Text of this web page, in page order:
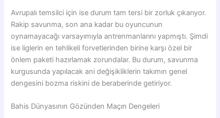
Avrupalı temsilci için ise durum tam tersi bir zorluk çıkarıyor.
Rakip savunma, son ana kadar bu oyuncunun
oynamayacağı varsayımıyla antrenmanlarını yapmıştı. Şimdi
ise liglerin en tehlikeli forvetlerinden birine karşı özel bir
önlem paketi hazırlamak zorundalar. Bu durum, savunma
kurgusunda yapılacak ani değişikliklerin takımın genel
dengesini bozma riskini de beraberinde getiriyor.
Bahis Dünyasının Gözünden Maçın Dengeleri